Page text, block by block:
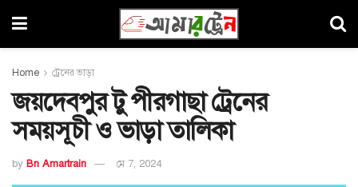
Home ট্রেনের ভাড়া
জয়দেবপুর টু পীরগাছা ট্রেনের
সময়সূচী ও ভাড়া তালিকা
by Bn Amartrain মে 7, 2024